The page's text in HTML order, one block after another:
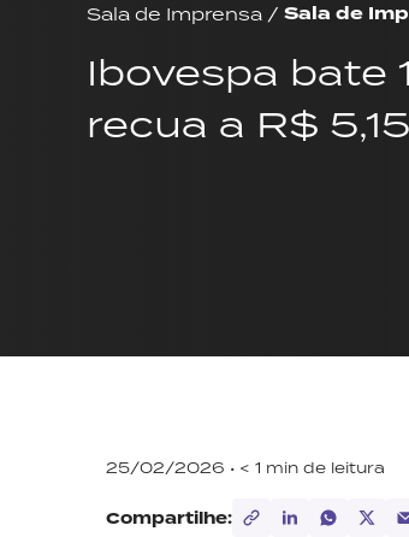
Sala de Imprensa / Sala de
Ibo­vespa bate
recua a R$ 5,15
25/02/2026 • < 1 min de leitura
Compartilhe: